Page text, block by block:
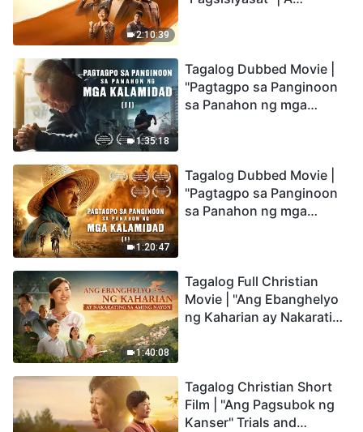
2:10:39
1:35:18
Tagalog Dubbed Movie |
"Pagtagpo sa Panginoon
sa Panahon ng mga
Tayo Makakapasok sa
Kaharian ng Diyos?
1:20:47
Tagalog Dubbed Movie |
"Pagtagpo sa Panginoon
sa Panahon ng mga
Sangkatauhan?
1:40:08
Tagalog Full Christian
Movie | "Ang Ebanghelyo
ng Kaharian ay Nakarating
Tagalog Christian Short
Film | "Ang Pagsubok ng
Kanser" Trials and